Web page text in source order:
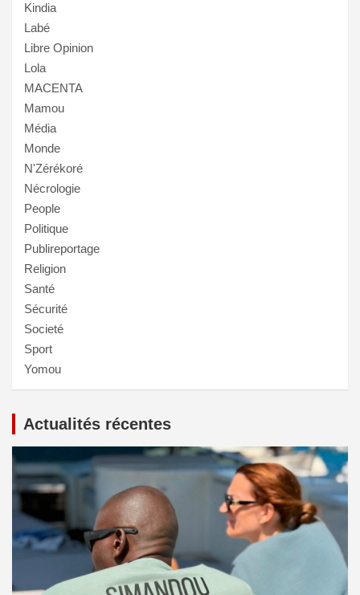
Kindia
Labé
Libre Opinion
Lola
MACENTA
Mamou
Média
Monde
N'Zérékoré
Nécrologie
People
Politique
Publireportage
Religion
Santé
Sécurité
Societé
Sport
Yomou
Actualités récentes